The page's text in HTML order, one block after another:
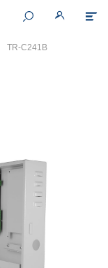
TR-C241B